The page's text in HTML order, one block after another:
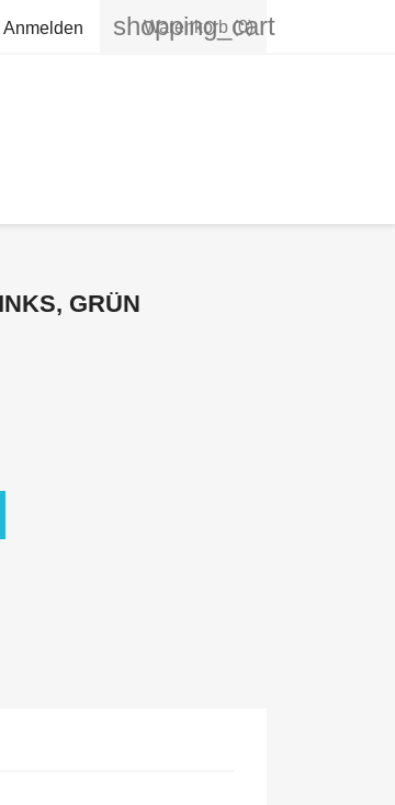
Anmelden shopping_cart
Warenkorb (0)
GRÜN